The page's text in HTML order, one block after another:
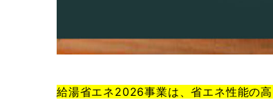
給湯省エネ2026事業は、省エネ性能の